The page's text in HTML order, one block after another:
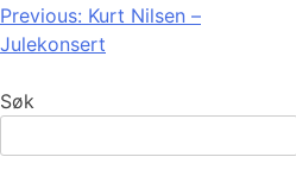
Innleggsnavigasjon
Previous: Kurt Nilsen –
Julekonsert
Søk